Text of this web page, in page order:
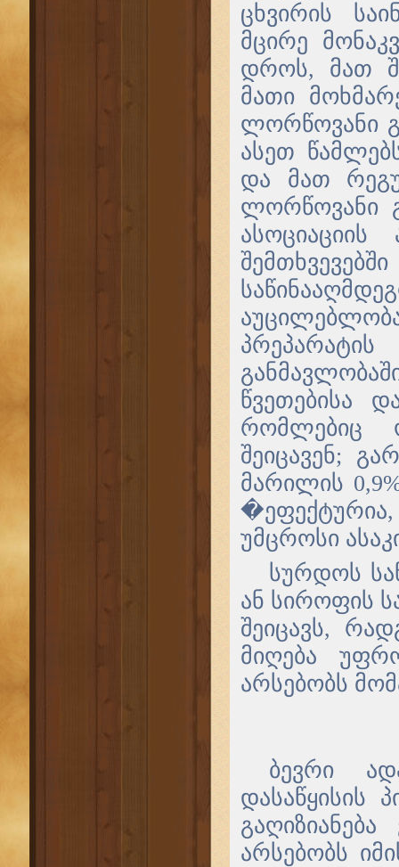
ცხვირის
მცირე
დროს, მათ
მათი
ლორწოვანი
ასეთ
და მათ
ლორწოვანი
წვეთებისა
რომლებიც
შეიცავენ;
მარილის
უმცროსი
სურდოს
ან სიროფის
შეიცავს,
მიღება
არსებობს
ბევრი
დასაწყისის
არსებობს